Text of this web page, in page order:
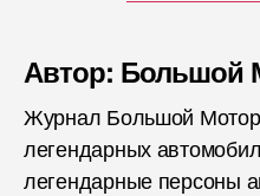
Автор: Большой
Журнал Большой
легендарных
легендарные персоны